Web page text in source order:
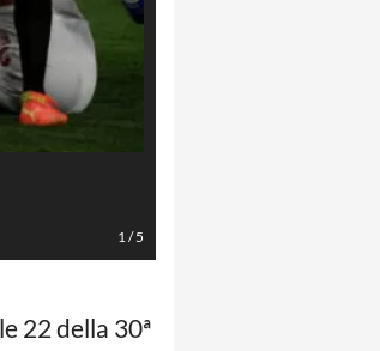
1/5
22 della 30ª